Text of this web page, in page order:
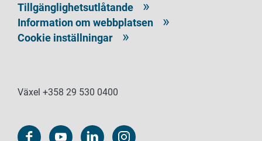
Tillgänglighetsutlåtande
Information om webbplatsen
Cookie inställningar
Växel +358 29 530 0400